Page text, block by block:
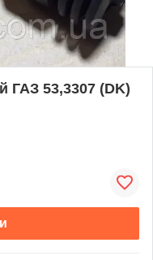
ГАЗ 53,3307 (DK)